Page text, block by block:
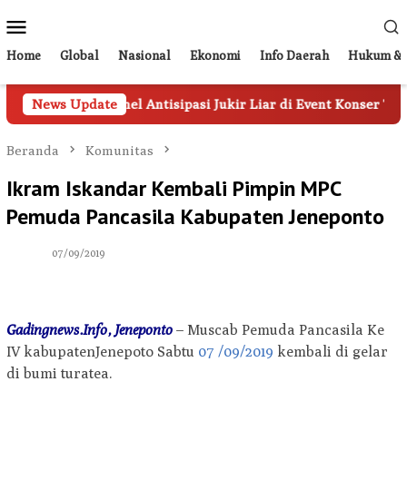
ke
kontenMobile
Home Global Nasional Ekonomi Info Daerah Hukum &
News Update
20 Personel Antisipasi Jukir Liar di Event Konser TSM
Beranda Komunitas
Ikram Iskandar Kembali Pimpin MPC
Pemuda Pancasila Kabupaten Jeneponto
07/09/2019
Gadingnews.Info, Jeneponto – Muscab Pemuda Pancasila Ke
IV kabupatenJenepoto Sabtu 07 /09/2019 kembali di gelar
di bumi turatea.